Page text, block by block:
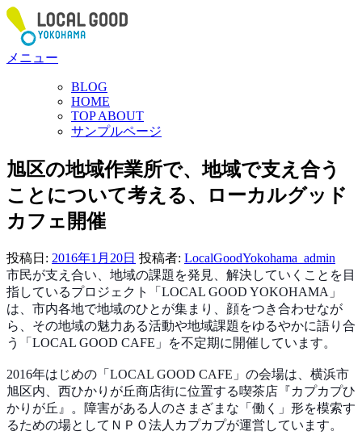
コ
ン
ン
プ
メニュー
BLOG
HOME
TOP ABOUT
サンプルページ
旭区の地域作業所で、地域で支え合う
ことについて考える、ローカルグッド
カフェ開催
投稿日: 2016年1月20日 投稿者: LocalGoodYokohama_admin
市民が支え合い、地域の課題を発見、解決していくことを目
指しているプロジェクト「LOCAL GOOD YOKOHAMA」
は、市内各地で地域のひとが集まり、顔をつき合わせなが
ら、その地域の魅力ある活動や地域課題をゆるやかに語り合
う「LOCAL GOOD CAFE」を不定期に開催しています。
2016年はじめの「LOCAL GOOD CAFE」の会場は、横浜市
旭区内、西ひかりが丘商店街に位置する喫茶店『カプカプひ
かりが丘』。障害がある人のさまざまな「働く」形を模索す
るための場としてＮＰＯ法人カプカプが運営しています。